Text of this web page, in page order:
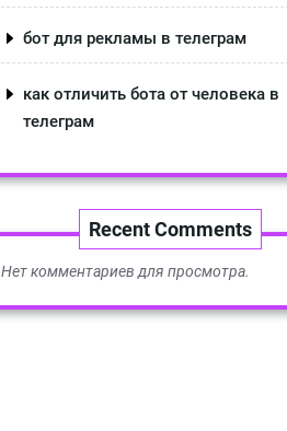
бот для рекламы в телеграм
как отличить бота от человека в
телеграм
Recent Comments
Нет комментариев для просмотра.